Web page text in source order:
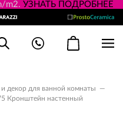
m2. УЗНАТЬ ПОДРОБНЕЕ
декор для ванной комнаты
—
Кронштейн настенный